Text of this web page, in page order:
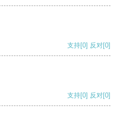
支持[0] 反对[0]
支持[0] 反对[0]